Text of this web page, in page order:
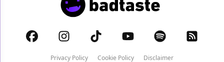
Privacy Policy Cookie Policy Disclaimer